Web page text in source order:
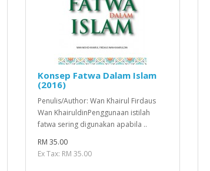
Konsep Fatwa Dalam Islam
(2016)
Penulis/Author: Wan Khairul Firdaus
Wan KhairuldinPenggunaan istilah
fatwa sering digunakan apabila ..
RM 35.00
Ex Tax: RM 35.00